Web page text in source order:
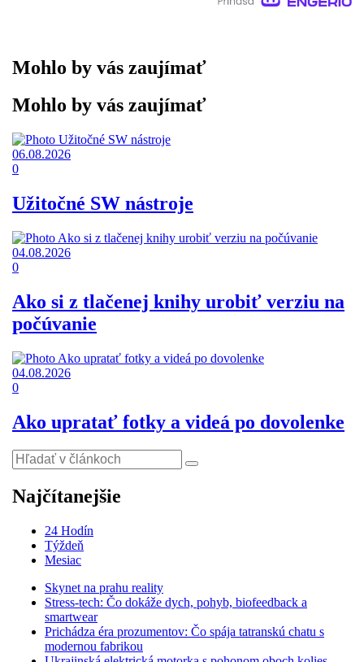
Mohlo by vás zaujímať
Mohlo by vás zaujímať
06.08.2026
0
Užitočné SW nástroje
04.08.2026
0
Ako si z tlačenej knihy urobiť verziu na
počúvanie
04.08.2026
0
Ako upratať fotky a videá po dovolenke
Najčítanejšie
24 Hodín
Týždeň
Mesiac
Skynet na prahu reality
Stress-tech: Čo dokáže dych, pohyb, biofeedback a
smartwear
Prichádza éra prozumentov: Čo spája tatranskú chatu s
modernou fabrikou